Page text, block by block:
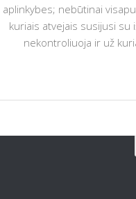
aplinkybes; nebūtinai
kuriais atvejais susijusi
nekontroliuoja ir už